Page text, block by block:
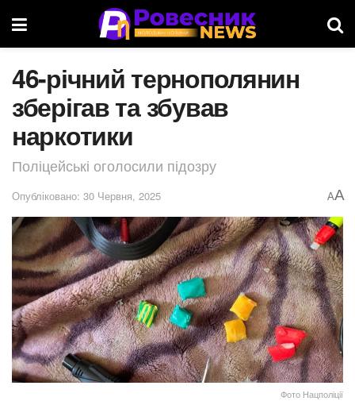
46-річний тернополянин
зберігав та збував
наркотики
Поліцейські оголосили підозру
Опубліковано: 30 Червня, 2025 AA
Фото Нацполіції